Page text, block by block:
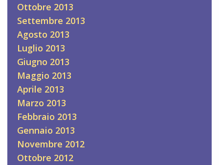
Ottobre 2013
Settembre 2013
Agosto 2013
Luglio 2013
Giugno 2013
Maggio 2013
Aprile 2013
Marzo 2013
Febbraio 2013
Gennaio 2013
Novembre 2012
Ottobre 2012